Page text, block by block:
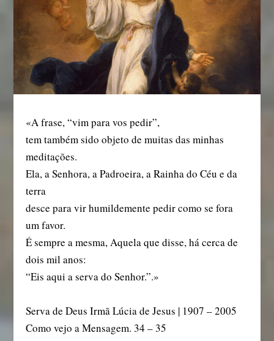
«A frase, “vim para vos pedir”,
tem também sido objeto de muitas das minhas
meditações.
Ela, a Senhora, a Padroeira, a Rainha do Céu e da
terra
desce para vir humildemente pedir como se fora
um favor.
É sempre a mesma, Aquela que disse, há cerca de
dois mil anos:
“Eis aqui a serva do Senhor.”.»
Serva de Deus Irmã Lúcia de Jesus | 1907 – 2005
Como vejo a Mensagem. 34 – 35